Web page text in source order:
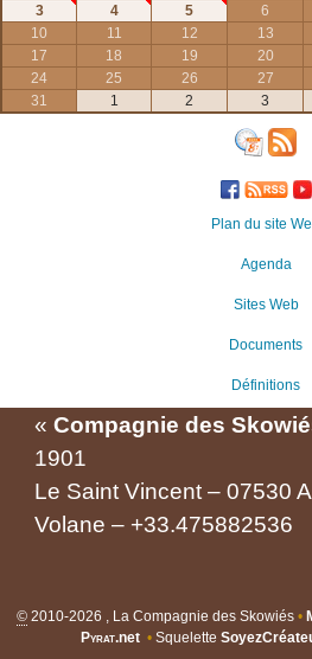
3
4 5 6
10
11 12 13
17
18 19 20
24
25 26 27
31
1 2 3
Plan du site
Agenda
Sites Web
Documents
Définitions
« Compagnie des
1901
Le Saint Vincent – 07530
Volane – +33.475882536
©2010-2026 , La Compagnie des Skowiés •
Pyrat.net •Squelette